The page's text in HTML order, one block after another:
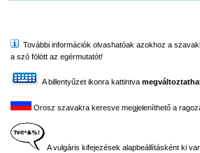
További információk olvashatóak azokhoz a
a szó fölött az egérmutatót!
A billentyűzet ikonra kattintva
Orosz szavakra keresve megjeleníthető a
A vulgáris kifejezések alapbeállításként ki